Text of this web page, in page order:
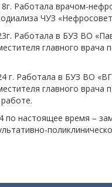
Работала врачом-
ЧУЗ
Работала в БУЗ ВО
главного врача
г. Работала в БУЗ ВО
главного врача
по настоящее время –